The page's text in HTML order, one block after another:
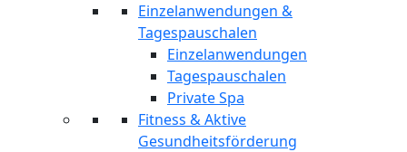
Einzelanwendungen &
Tagespauschalen
Einzelanwendungen
Tagespauschalen
Private Spa
Fitness & Aktive
Gesundheitsförderung